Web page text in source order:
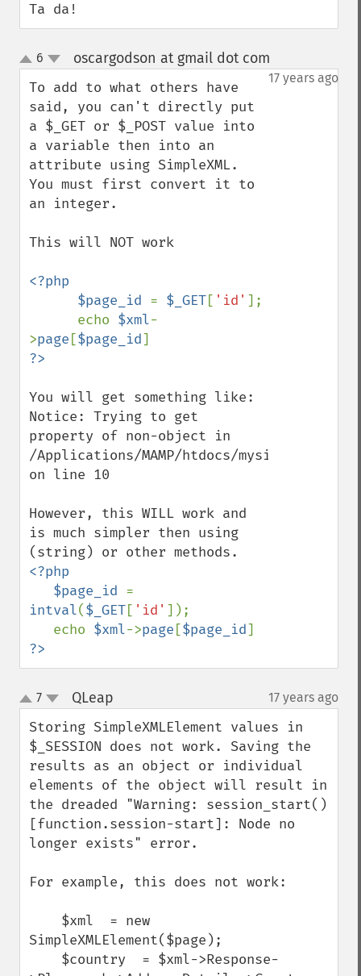
Ta da!
up
down
6 oscargodson at gmail dot com
17 years ago
To add to what others have
said, you can't directly put
a $_GET or $_POST value into
a variable then into an
attribute using SimpleXML.
You must first convert it to
an integer.
This will NOT work
<?php
      $page_id
= $_GET[ 'id' ];
      echo
$xml-
>page [$page_id
You will get something like:
Notice: Trying to get
property of non-object in
/Applications/MAMP/htdocs/mysite/
on line 10
However, this WILL work and
is much simpler then using
<?php
   $page_id
intval($_GET[ 'id' ]);
   echo
$xml->page [$page_id
?>
up
down
7 QLeap 17 years ago
Storing SimpleXMLElement values in
$_SESSION does not work. Saving the
results as an object or individual
elements of the object will result in
the dreaded "Warning: session_start()
[function.session-start]: Node no
longer exists" error.
For example, this does not work:
SimpleXMLElement($page);